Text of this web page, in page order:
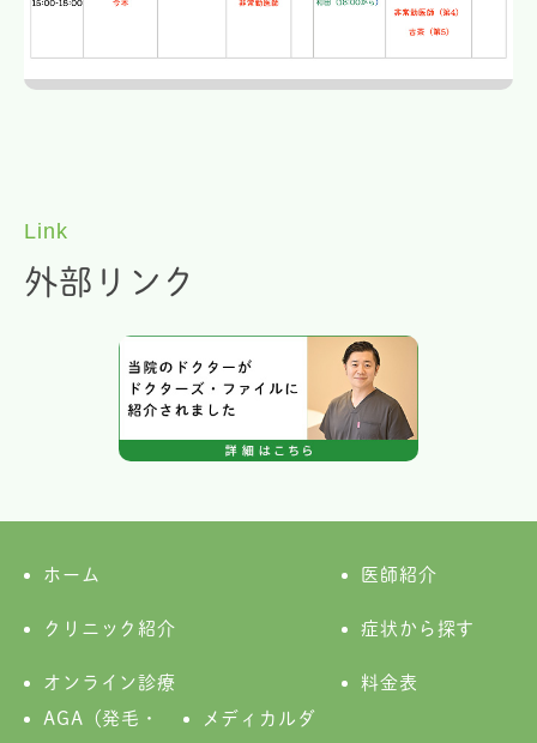
Link
外部リンク
ホーム 医師紹介
クリニック紹介 症状から探す
オンライン診療
AGA（発毛・
メディカルダ
料金表